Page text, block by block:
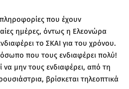
που έχουν
ημέρες, όντως η Ελεονώρα
το ΣΚΑΙ για του χρόνου.
που τους ενδιαφέρει πολύ!
να μην τους ενδιαφέρει, από τη
βρίσκεται τηλεοπτικά